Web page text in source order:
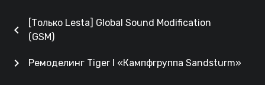
chevron_left
[Только Lesta] Global Sound Modification
(GSM)
Ремоделинг Tiger I «Кампфгруппа Sandsturm»
chevron_right